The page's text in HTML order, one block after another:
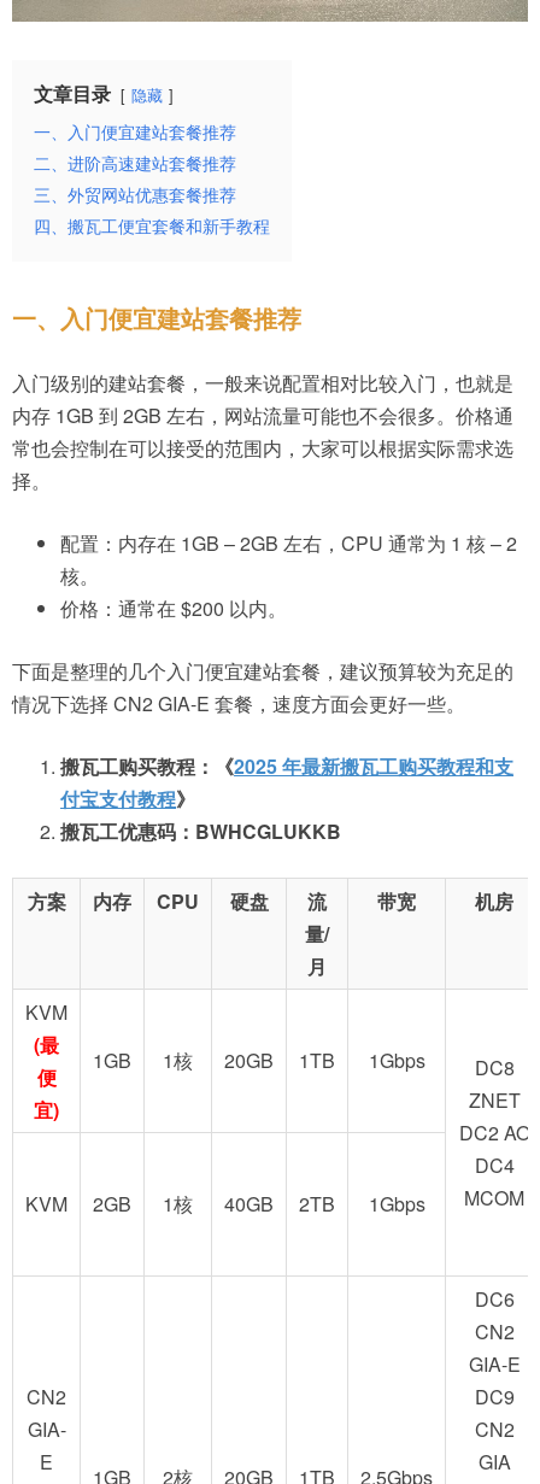
文章目录 隐藏
一、入门便宜建站套餐推荐
二、进阶高速建站套餐推荐
三、外贸网站优惠套餐推荐
四、搬瓦工便宜套餐和新手教程
一、入门便宜建站套餐推荐
入门级别的建站套餐，一般来说配置相对比较入门，也就是
内存 1GB 到 2GB 左右，网站流量可能也不会很多。价格通
常也会控制在可以接受的范围内，大家可以根据实际需求选
择。
配置：内存在 1GB – 2GB 左右，CPU 通常为 1 核 – 2
核。
价格：通常在 $200 以内。
下面是整理的几个入门便宜建站套餐，建议预算较为充足的
情况下选择 CN2 GIA-E 套餐，速度方面会更好一些。
搬瓦工购买教程：《2025 年最新搬瓦工购买教程和支
付宝支付教程》
搬瓦工优惠码：BWHCGLUKKB
方案 内存 CPU 硬盘
流
量/
月
带宽 机房
KVM
(最
便
宜)
1GB 1核 20GB 1TB 1Gbps
DC8
ZNET
DC2 AO
DC4
MCOM
KVM 2GB 1核 40GB 2TB 1Gbps
CN2
GIA-
E
1GB 2核 20GB 1TB 2.5Gbps
DC6
CN2
GIA-E
DC9
CN2
GIA